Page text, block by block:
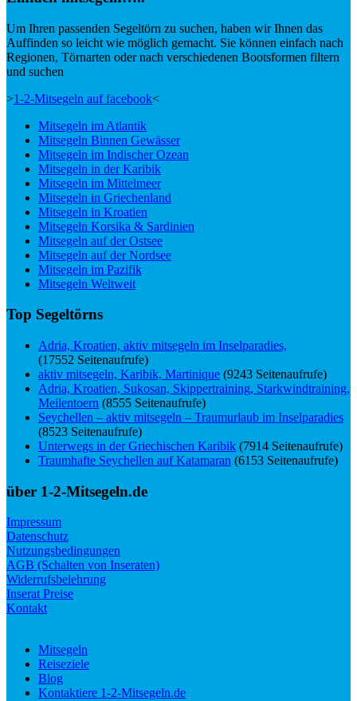
Um Ihren passenden Segeltörn zu suchen, haben wir Ihnen das
Auffinden so leicht wie möglich gemacht. Sie können einfach nach
Regionen, Törnarten oder nach verschiedenen Bootsformen filtern
und suchen
>1-2-Mitsegeln auf facebook<
Mitsegeln im Atlantik
Mitsegeln Binnen Gewässer
Mitsegeln im Indischer Ozean
Mitsegeln in der Karibik
Mitsegeln im Mittelmeer
Mitsegeln in Griechenland
Mitsegeln in Kroatien
Mitsegeln Korsika & Sardinien
Mitsegeln auf der Ostsee
Mitsegeln auf der Nordsee
Mitsegeln im Pazifik
Mitsegeln Weltweit
Top Segeltörns
Adria, Kroatien, aktiv mitsegeln im Inselparadies,
(17552 Seitenaufrufe)
aktiv mitsegeln, Karibik, Martinique (9243 Seitenaufrufe)
Adria, Kroatien, Sukosan, Skippertraining, Starkwindtraining,
Meilentoern (8555 Seitenaufrufe)
Seychellen – aktiv mitsegeln – Traumurlaub im Inselparadies
(8523 Seitenaufrufe)
Unterwegs in der Griechischen Karibik (7914 Seitenaufrufe)
Traumhafte Seychellen auf Katamaran (6153 Seitenaufrufe)
über 1-2-Mitsegeln.de
Impressum
Datenschutz
Nutzungsbedingungen
AGB (Schalten von Inseraten)
Widerrufsbelehrung
Inserat Preise
Kontakt
Mitsegeln
Reiseziele
Blog
Kontaktiere 1-2-Mitsegeln.de